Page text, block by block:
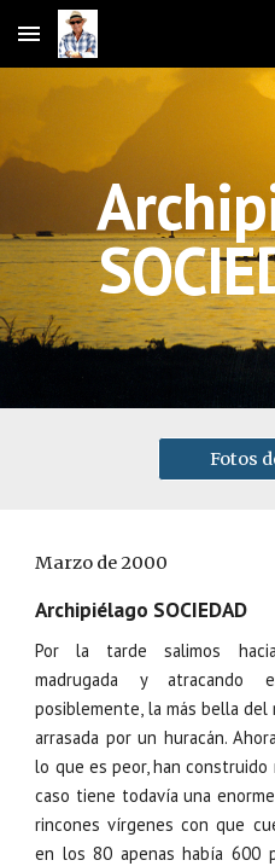
Skip to main content
Fotos
Marzo de 2000
Archipiélago SOCIEDAD
Por la tarde salimos
madrugada y atracando
posiblemente, la más bella del
arrasada por un huracán.
lo que es peor, han construido
caso tiene todavía una
rincones vírgenes con que
en los 80 apenas había 600